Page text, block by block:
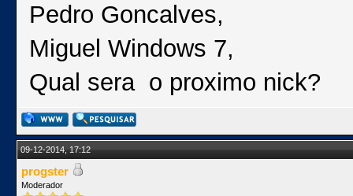
Pedro Goncalves,
Miguel Windows 7,
Qual sera o proximo nick?
09-12-2014, 17:12
progster
Moderador